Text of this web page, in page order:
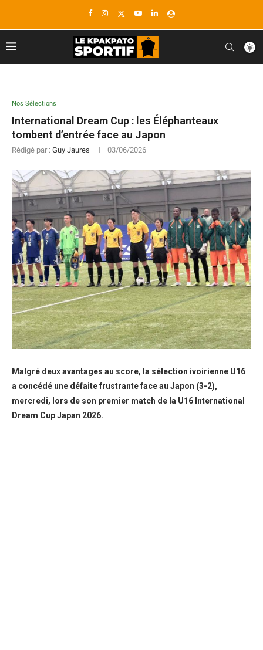
Nos Sélections
International Dream Cup : les Éléphanteaux
tombent d’entrée face au Japon
Rédigé par : Guy Jaures 03/06/2026
Malgré deux avantages au score, la sélection ivoirienne U16
a concédé une défaite frustrante face au Japon (3-2),
mercredi, lors de son premier match de la U16 International
Dream Cup Japan 2026.